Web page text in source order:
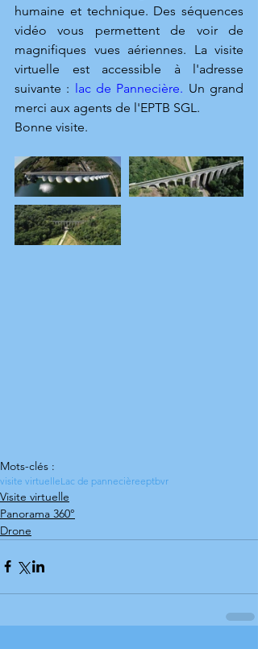
humaine et technique. Des séquences
vidéo vous permettent de voir de
magnifiques vues aériennes. La visite
virtuelle est accessible à l'adresse
suivante : lac de Pannecière. Un grand
merci aux agents de l'EPTB SGL.
Bonne visite.
Mots-clés :
visite virtuelleLac de pannecièreeptbvr
Visite virtuelle
Panorama 360°
Drone